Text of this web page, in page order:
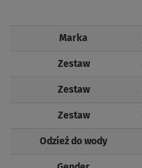
Marka
Zestaw
Zestaw
Zestaw
Odzież do wody